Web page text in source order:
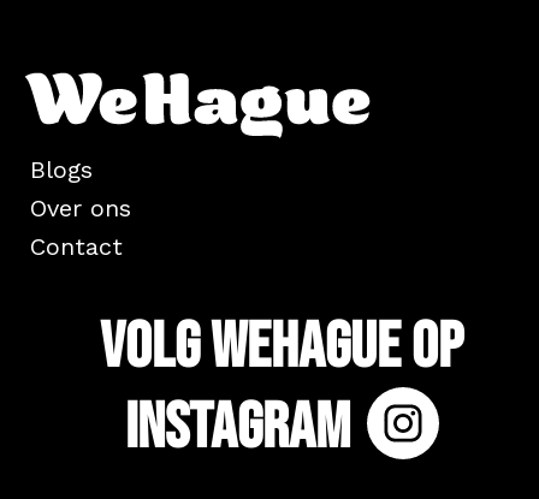
Blogs
Over ons
Contact
Volg WeHague op
Instagram